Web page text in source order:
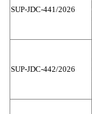
SUP-JDC-441/2026
SUP-JDC-442/2026